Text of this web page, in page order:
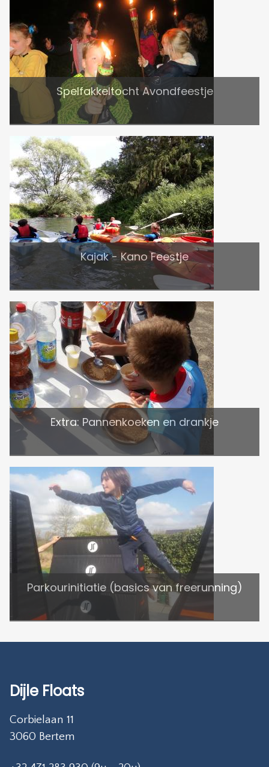
Spelfakkeltocht Avondfeestje
Kajak - Kano Feestje
Extra: Pannenkoeken en drankje
Parkourinitiatie (basics van freerunning)
Dijle Floats
Corbielaan 11
3060 Bertem